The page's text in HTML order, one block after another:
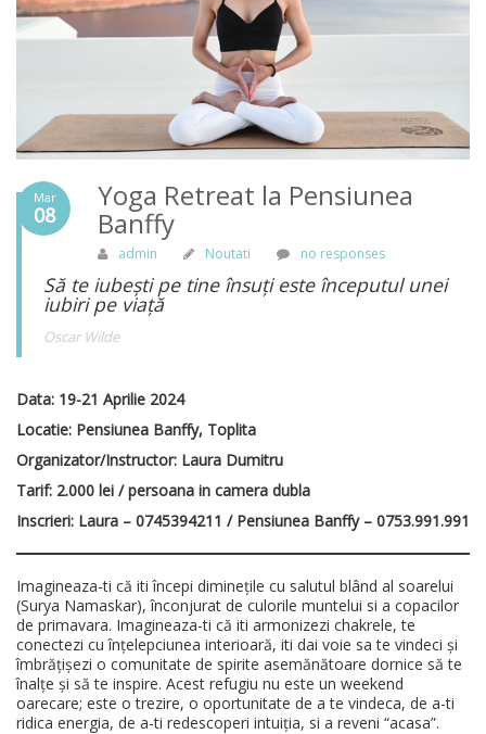
Mar
08
Yoga Retreat la Pensiunea
Banffy
admin Noutati no responses
Să te iubești pe tine însuți este începutul unei
iubiri pe viață
Oscar Wilde
Data: 19-21 Aprilie 2024
Locatie: Pensiunea Banffy, Toplita
Organizator/Instructor: Laura Dumitru
Tarif: 2.000 lei / persoana in camera dubla
Inscrieri: Laura – 0745394211 / Pensiunea Banffy – 0753.991.991
Imagineaza-ti că iti începi diminețile cu salutul blând al soarelui
(Surya Namaskar), înconjurat de culorile muntelui si a copacilor
de primavara. Imagineaza-ti că iti armonizezi chakrele, te
conectezi cu înțelepciunea interioară, iti dai voie sa te vindeci și
îmbrățișezi o comunitate de spirite asemănătoare dornice să te
înalțe și să te inspire. Acest refugiu nu este un weekend
oarecare; este o trezire, o oportunitate de a te vindeca, de a-ti
ridica energia, de a-ti redescoperi intuiția, si a reveni “acasa”.